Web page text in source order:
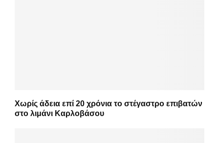
Χωρίς άδεια επί 20 χρόνια το στέγαστρο επιβατών
στο λιμάνι Καρλοβάσου